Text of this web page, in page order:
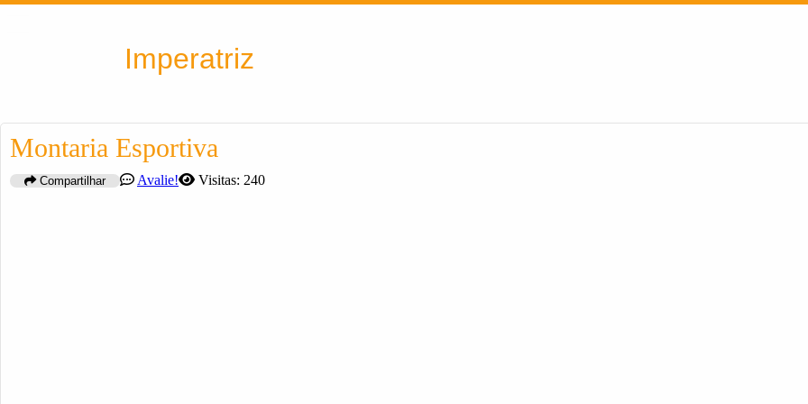
Imperatriz
Montaria Esportiva
Compartilhar Avalie! Visitas: 240